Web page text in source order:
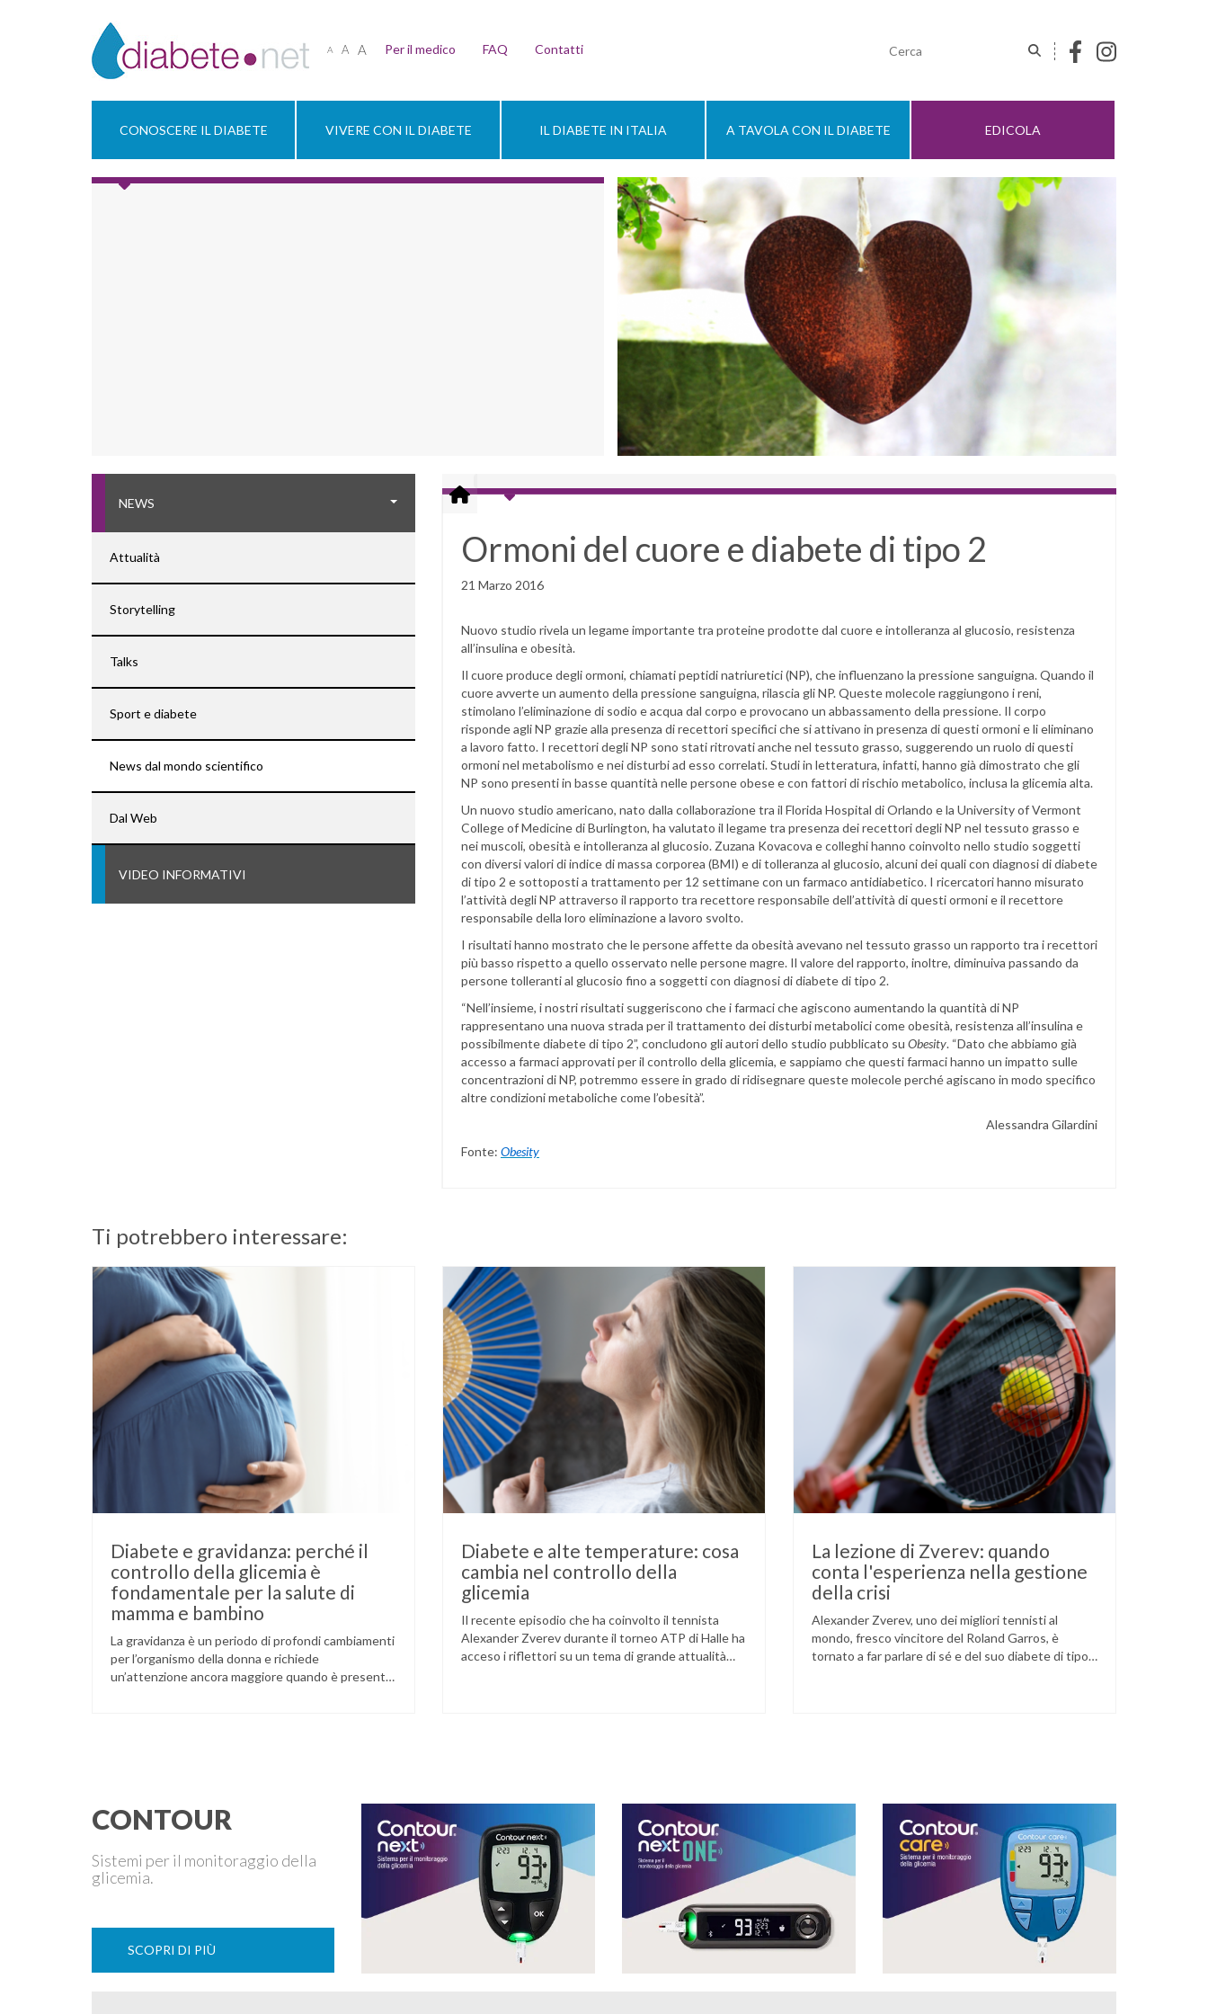
A A A Per il medico FAQ Contatti
CONOSCERE IL DIABETE VIVERE CON IL DIABETE IL DIABETE IN ITALIA A TAVOLA CON IL DIABETE EDICOLA
NEWS
Attualità
Storytelling
Talks
Sport e diabete
News dal mondo scientifico
Dal Web
VIDEO INFORMATIVI
Ormoni del cuore e diabete di tipo 2
21 Marzo 2016
Nuovo studio rivela un legame importante tra proteine prodotte dal cuore e intolleranza al glucosio, resistenza
all’insulina e obesità.
Il cuore produce degli ormoni, chiamati peptidi natriuretici (NP), che influenzano la pressione sanguigna. Quando il
cuore avverte un aumento della pressione sanguigna, rilascia gli NP. Queste molecole raggiungono i reni,
stimolano l’eliminazione di sodio e acqua dal corpo e provocano un abbassamento della pressione. Il corpo
risponde agli NP grazie alla presenza di recettori specifici che si attivano in presenza di questi ormoni e li eliminano
a lavoro fatto. I recettori degli NP sono stati ritrovati anche nel tessuto grasso, suggerendo un ruolo di questi
ormoni nel metabolismo e nei disturbi ad esso correlati. Studi in letteratura, infatti, hanno già dimostrato che gli
NP sono presenti in basse quantità nelle persone obese e con fattori di rischio metabolico, inclusa la glicemia alta.
Un nuovo studio americano, nato dalla collaborazione tra il Florida Hospital di Orlando e la University of Vermont
College of Medicine di Burlington, ha valutato il legame tra presenza dei recettori degli NP nel tessuto grasso e
nei muscoli, obesità e intolleranza al glucosio. Zuzana Kovacova e colleghi hanno coinvolto nello studio soggetti
con diversi valori di indice di massa corporea (BMI) e di tolleranza al glucosio, alcuni dei quali con diagnosi di diabete
di tipo 2 e sottoposti a trattamento per 12 settimane con un farmaco antidiabetico. I ricercatori hanno misurato
l’attività degli NP attraverso il rapporto tra recettore responsabile dell’attività di questi ormoni e il recettore
responsabile della loro eliminazione a lavoro svolto.
I risultati hanno mostrato che le persone affette da obesità avevano nel tessuto grasso un rapporto tra i recettori
più basso rispetto a quello osservato nelle persone magre. Il valore del rapporto, inoltre, diminuiva passando da
persone tolleranti al glucosio fino a soggetti con diagnosi di diabete di tipo 2.
“Nell’insieme, i nostri risultati suggeriscono che i farmaci che agiscono aumentando la quantità di NP
rappresentano una nuova strada per il trattamento dei disturbi metabolici come obesità, resistenza all’insulina e
possibilmente diabete di tipo 2”, concludono gli autori dello studio pubblicato su Obesity. “Dato che abbiamo già
accesso a farmaci approvati per il controllo della glicemia, e sappiamo che questi farmaci hanno un impatto sulle
concentrazioni di NP, potremmo essere in grado di ridisegnare queste molecole perché agiscano in modo specifico
altre condizioni metaboliche come l’obesità”.
Alessandra Gilardini
Fonte: Obesity
Ti potrebbero interessare:
Diabete e gravidanza: perché il
controllo della glicemia è
fondamentale per la salute di
mamma e bambino
La gravidanza è un periodo di profondi cambiamenti
per l’organismo della donna e richiede
un’attenzione ancora maggiore quando è presente
Diabete e alte temperature: cosa
cambia nel controllo della
glicemia
Il recente episodio che ha coinvolto il tennista
Alexander Zverev durante il torneo ATP di Halle ha
acceso i riflettori su un tema di grande attualità
La lezione di Zverev: quando
conta l'esperienza nella gestione
della crisi
Alexander Zverev, uno dei migliori tennisti al
mondo, fresco vincitore del Roland Garros, è
tornato a far parlare di sé e del suo diabete di tipo
CONTOUR
Sistemi per il monitoraggio della
glicemia.
SCOPRI DI PIÙ